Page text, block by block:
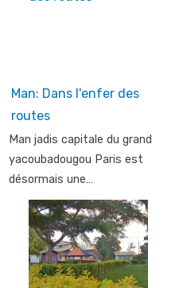
Man: Dans l'enfer des
routes
Man jadis capitale du grand
yacoubadougou Paris est
désormais une…